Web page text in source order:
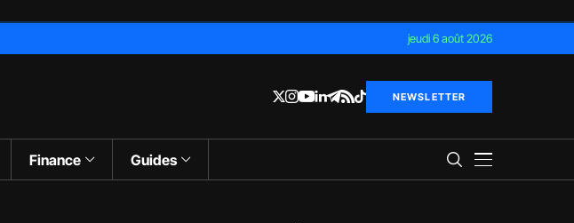
jeudi 6 août 2026
NEWSLETTER
Finance Guides